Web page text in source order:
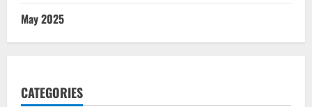
May 2025
CATEGORIES